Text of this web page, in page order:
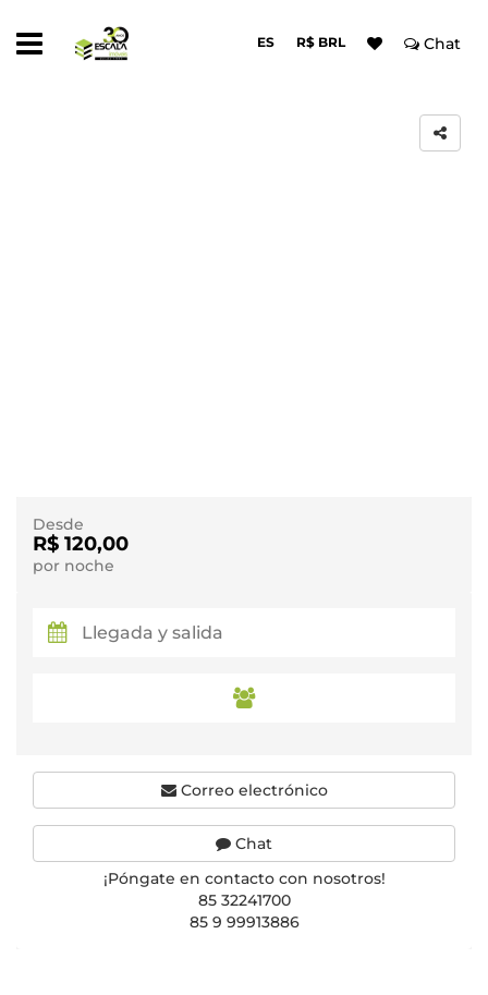
ES R$ BRL Chat
Desde
R$ 120,00
por noche
Correo electrónico
Chat
¡Póngate en contacto con nosotros!
85 32241700
85 9 99913886